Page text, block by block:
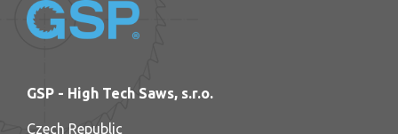
GSP - High Tech Saws, s.r.o.
Czech Republic